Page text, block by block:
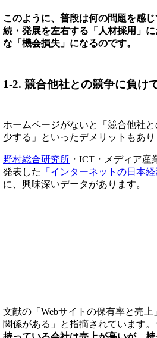
このように、普段は何の問題を感
続・発展を左右する「人材採用」
な「機会損失」になるのです。
1-2. 競合他社との競争に負け
ホームページがないと「競合他社
少する」といったデメリットもあり
野村総合研究所 ・ICT・メディア
発表した
「インターネットの日本
に、興味深いデータがあります。
文献の「Webサイトの保有率と売
関係がある」と指摘されています。